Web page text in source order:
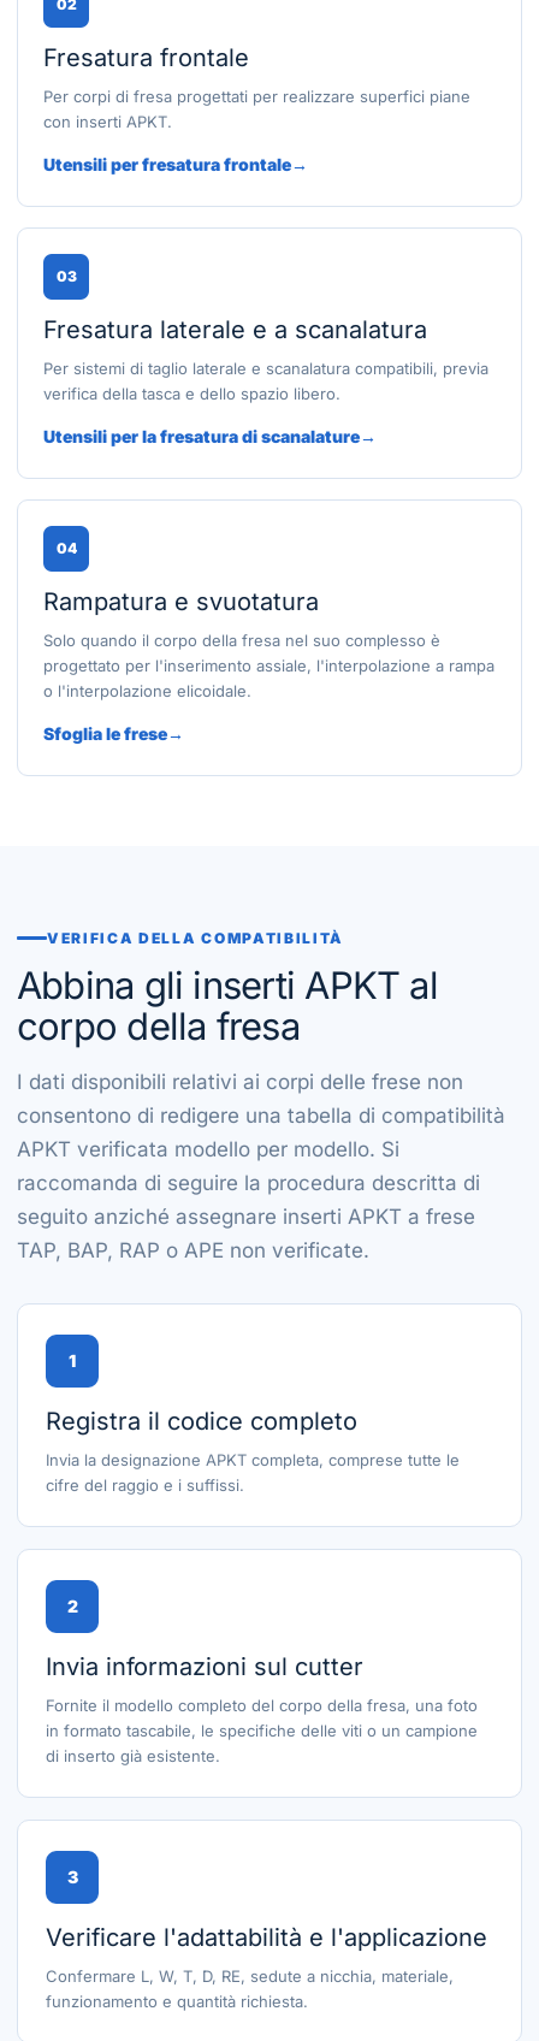
02
Fresatura frontale
Per corpi di fresa progettati per realizzare superfici piane
con inserti APKT.
Utensili per fresatura frontale
03
Fresatura laterale e a scanalatura
Per sistemi di taglio laterale e scanalatura compatibili, previa
verifica della tasca e dello spazio libero.
Utensili per la fresatura di scanalature
04
Rampatura e svuotatura
Solo quando il corpo della fresa nel suo complesso è
progettato per l'inserimento assiale, l'interpolazione a rampa
o l'interpolazione elicoidale.
Sfoglia le frese
VERIFICA DELLA COMPATIBILITÀ
Abbina gli inserti APKT al
corpo della fresa
I dati disponibili relativi ai corpi delle frese non
consentono di redigere una tabella di compatibilità
APKT verificata modello per modello. Si
raccomanda di seguire la procedura descritta di
seguito anziché assegnare inserti APKT a frese
TAP, BAP, RAP o APE non verificate.
1
Registra il codice completo
Invia la designazione APKT completa, comprese tutte le
cifre del raggio e i suffissi.
2
Invia informazioni sul cutter
Fornite il modello completo del corpo della fresa, una foto
in formato tascabile, le specifiche delle viti o un campione
di inserto già esistente.
3
Verificare l'adattabilità e l'applicazione
Confermare L, W, T, D, RE, sedute a nicchia, materiale,
funzionamento e quantità richiesta.